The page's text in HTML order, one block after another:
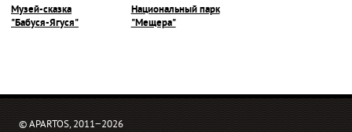
Музей-сказка
"Бабуся-Ягуся"
Национальный парк
"Мещера"
© APARTOS, 2011−2026